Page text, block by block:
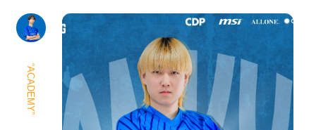
“ACADEMY”